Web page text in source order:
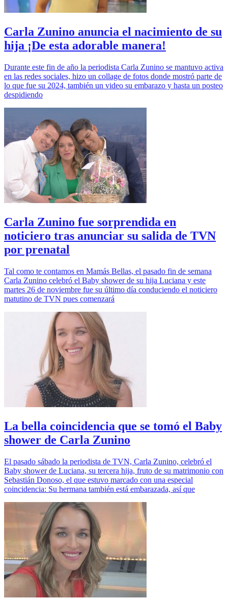
Carla Zunino anuncia el nacimiento de su
hija ¡De esta adorable manera!
Durante este fin de año la periodista Carla Zunino se mantuvo activa
en las redes sociales, hizo un collage de fotos donde mostró parte de
lo que fue su 2024, también un video su embarazo y hasta un posteo
despidiendo
Carla Zunino fue sorprendida en
noticiero tras anunciar su salida de TVN
por prenatal
Tal como te contamos en Mamás Bellas, el pasado fin de semana
Carla Zunino celebró el Baby shower de su hija Luciana y este
martes 26 de noviembre fue su último día conduciendo el noticiero
matutino de TVN pues comenzará
La bella coincidencia que se tomó el Baby
shower de Carla Zunino
El pasado sábado la periodista de TVN, Carla Zunino, celebró el
Baby shower de Luciana, su tercera hija, fruto de su matrimonio con
Sebastián Donoso, el que estuvo marcado con una especial
coincidencia: Su hermana también está embarazada, así que